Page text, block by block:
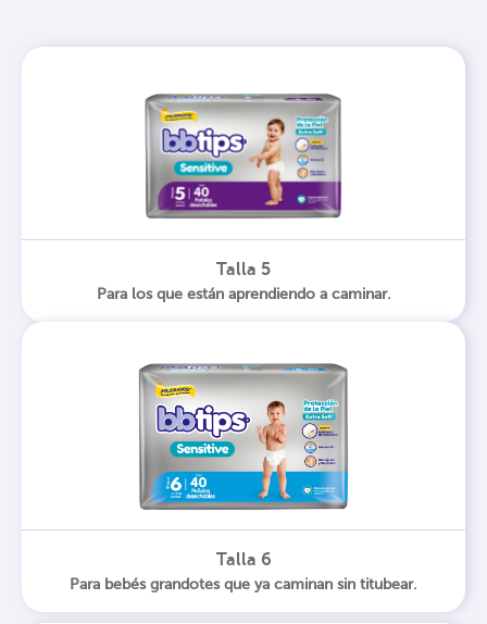
Talla 5
Para los que están aprendiendo a caminar.
Talla 6
Para bebés grandotes que ya caminan sin titubear.